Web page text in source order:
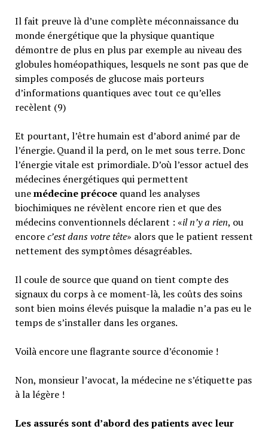
Il fait preuve là d’une complète méconnaissance du
monde énergétique que la physique quantique
démontre de plus en plus par exemple au niveau des
globules homéopathiques, lesquels ne sont pas que de
simples composés de glucose mais porteurs
d’informations quantiques avec tout ce qu’elles
recèlent (9)
Et pourtant, l’être humain est d’abord animé par de
l’énergie. Quand il la perd, on le met sous terre. Donc
l’énergie vitale est primordiale. D’où l’essor actuel des
médecines énergétiques qui permettent
unemédecine précoce quand les analyses
biochimiques ne révèlent encore rien et que des
médecins conventionnels déclarent : «il n’y a rien, ou
encorec’est dans votre tête» alors que le patient ressent
nettement des symptômes désagréables.
Il coule de source que quand on tient compte des
signaux du corps à ce moment-là, les coûts des soins
sont bien moins élevés puisque la maladie n’a pas eu le
temps de s’installer dans les organes.
Voilà encore une flagrante source d’économie !
Non, monsieur l’avocat, la médecine ne s’étiquette pas
à la légère !
Les assurés sont d’abord des patients avec leur